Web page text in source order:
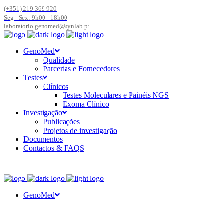
(+351) 219 369 920
Seg - Sex: 9h00 - 18h00
laboratorio.genomed@synlab.pt
GenoMed
Qualidade
Parcerias e Fornecedores
Testes
Clínicos
Testes Moleculares e Painéis NGS
Exoma Clínico
Investigação
Publicações
Projetos de investigação
Documentos
Contactos & FAQS
GenoMed